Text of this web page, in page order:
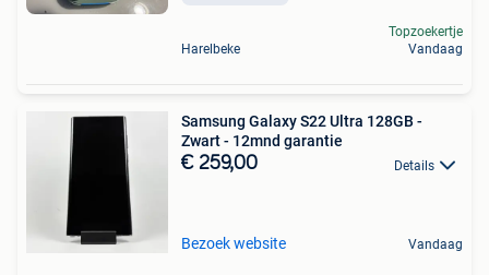
Harelbeke
Topzoekertje
Vandaag
Samsung Galaxy S22 Ultra 128GB -
Zwart - 12mnd garantie
€ 259,00 Details
Bezoek website Vandaag